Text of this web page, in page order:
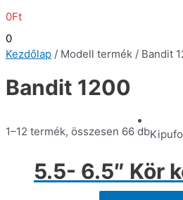
0Ft
0
Kezdőlap / Modell termék / Bandit
Bandit 1200
1–12 termék, összesen 66 db
5.5- 6.5″ Kör